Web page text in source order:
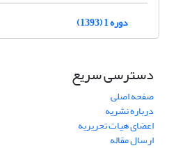
دوره 1 (1393)
دسترسی سریع
صفحه اصلی
درباره نشریه
اعضای هیات تحریریه
ارسال مقاله